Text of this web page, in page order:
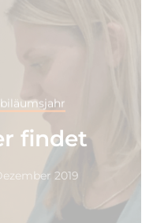
findet
2019